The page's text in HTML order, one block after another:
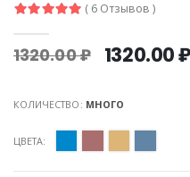
( 6 Отзывов )
1320.00 ₽ 1320.00 ₽
КОЛИЧЕСТВО: МНОГО
ЦВЕТА: